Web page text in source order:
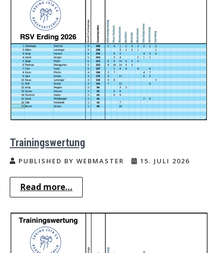
Trainingswertung
PUBLISHED BY WEBMASTER 15. JULI 2026
Read more...